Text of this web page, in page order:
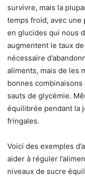
survivre, mais la
temps froid, avec
en glucides qui nous
augmentent le taux
nécessaire
aliments, mais de les
bonnes
sauts de glycémie.
équilibrée pendant la
fringales.
Voici des exemples
aider à réguler
niveaux de sucre